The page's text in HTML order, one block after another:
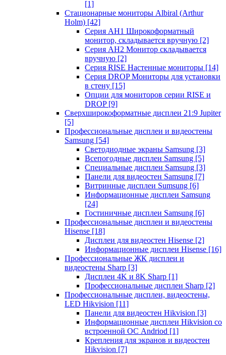
[1]
Стационарные мониторы Albiral (Arthur
Holm) [42]
Серия AH1 Широкоформатный
монитор, складывается вручную [2]
Серия AH2 Монитор складывается
вручную [2]
Серия RISE Настенные мониторы [14]
Серия DROP Мониторы для установки
в стену [15]
Опции для мониторов серии RISE и
DROP [9]
Сверхширокоформатные дисплеи 21:9 Jupiter
[5]
Профессиональные дисплеи и видеостены
Samsung [54]
Светодиодные экраны Samsung [3]
Всепогодные дисплеи Samsung [5]
Специальные дисплеи Samsung [3]
Панели для видеостен Samsung [7]
Витринные дисплеи Sumsung [6]
Информационные дисплеи Samsung
[24]
Гостиничные дисплеи Samsung [6]
Профессиональные дисплеи и видеостены
Hisense [18]
Дисплеи для видеостен Hisense [2]
Информационные дисплеи Hisense [16]
Профессиональные ЖК дисплеи и
видеостены Sharp [3]
Дисплеи 4K и 8K Sharp [1]
Профессиональные дисплеи Sharp [2]
Профессиональные дисплеи, видеостены,
LED Hikvision [11]
Панели для видеостен Hikvision [3]
Информационные дисплеи Hikvision со
встроенной ОС Andriod [1]
Крепления для экранов и видеостен
Hikvision [7]